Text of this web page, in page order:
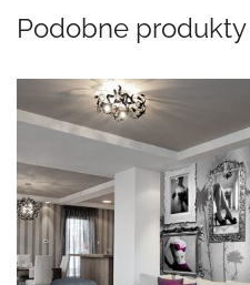
Podobne produkty